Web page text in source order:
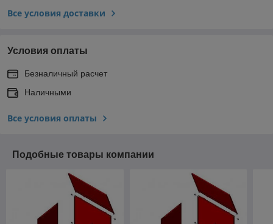
Все условия доставки
Условия оплаты
Безналичный расчет
Наличными
Все условия оплаты
Подобные товары компании